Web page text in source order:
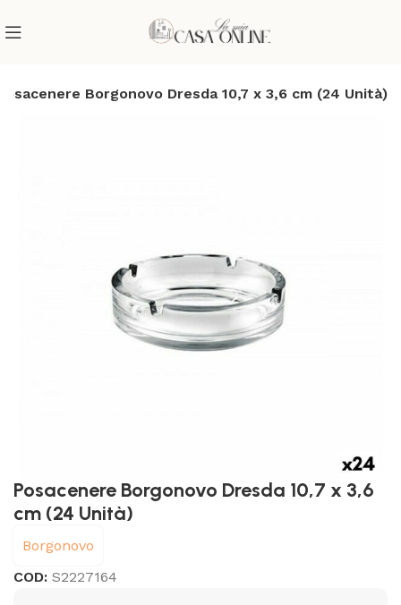
Borgonovo Dresda 10,7 x 3,6 cm (24 Unità)
Posacenere Borgonovo Dresda 10,7 x 3,6
cm (24 Unità)
Borgonovo
COD:S2227164